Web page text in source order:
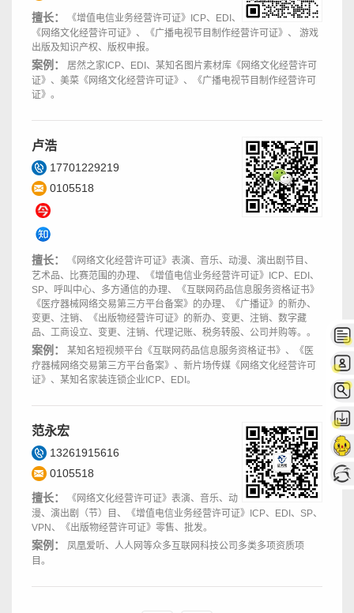
擅长：
《增值电信业务经营许可证》ICP、EDI、
《网络文化经营许可证》、《广播电视节目制作经营许可证》、 游戏
出版及知识产权、版权申报。
案例：
居然之家ICP、EDI、某知名图片素材库《网络文化经营许可
证》、美菜《网络文化经营许可证》、《广播电视节目制作经营许可
证》。
卢浩
17701229219
0105518
擅长：
《网络文化经营许可证》表演、音乐、动漫、演出剧节目、
艺术品、比赛范围的办理、《增值电信业务经营许可证》ICP、EDI、
SP、呼叫中心、多方通信的办理、《互联网药品信息服务资格证书》
《医疗器械网络交易第三方平台备案》的办理、《广播证》的新办、
变更、注销、《出版物经营许可证》的新办、变更、注销、数字藏
品、工商设立、变更、注销、代理记账、税务转股、公司并购等。。
案例：
某知名短视频平台《互联网药品信息服务资格证书》、《医
疗器械网络交易第三方平台备案》、新片场传媒《网络文化经营许可
证》、某知名家装连锁企业ICP、EDI。
范永宏
13261915616
0105518
擅长：
《网络文化经营许可证》表演、音乐、动
漫、演出剧（节）目、《增值电信业务经营许可证》ICP、EDI、SP、
VPN、《出版物经营许可证》零售、批发。
案例：
凤凰爱听、人人网等众多互联网科技公司多类多项资质项
目。